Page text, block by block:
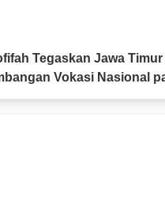
Tegaskan Jawa
Vokasi Nasional